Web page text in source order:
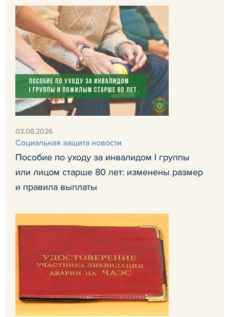
03.08.2026
Социальная защита новости
Пособие по уходу за инвалидом I группы
или лицом старше 80 лет: изменены размер
и правила выплаты